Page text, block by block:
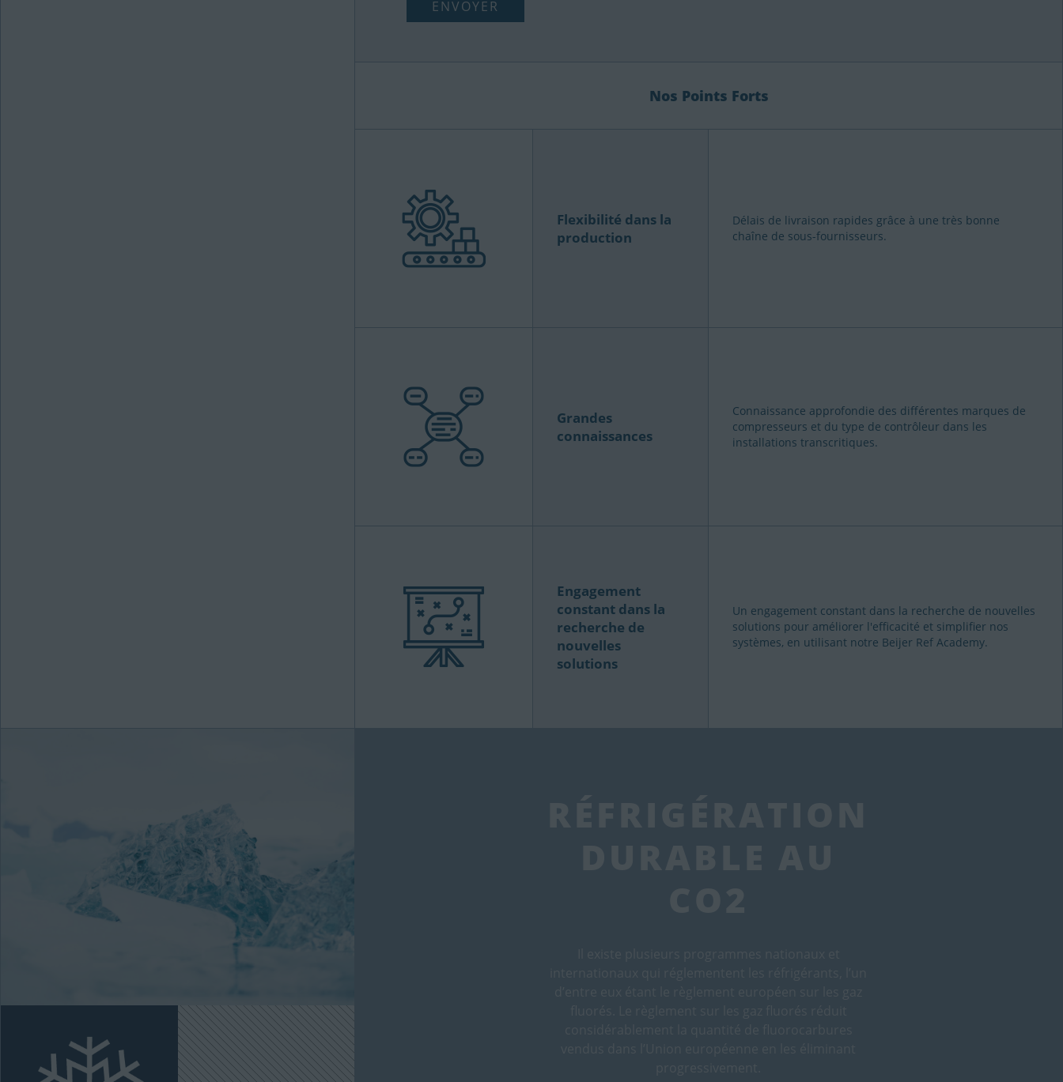
Nos Points Forts
Flexibilité dans la
production
Délais de livraison rapides grâce à une très bonne
chaîne de sous-fournisseurs.
Grandes
connaissances
Connaissance approfondie des différentes marques de
compresseurs et du type de contrôleur dans les
installations transcritiques.
Engagement
constant dans la
recherche de
nouvelles
solutions
Un engagement constant dans la recherche de nouvelles
solutions pour améliorer l'efficacité et simplifier nos
systèmes, en utilisant notre Beijer Ref Academy.